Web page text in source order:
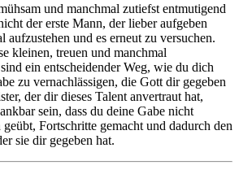
und manchmal zutiefst entmutigend
der erste Mann, der lieber aufgeben
aufzustehen und es erneut zu versuchen.
kleinen, treuen und manchmal
ein entscheidender Weg, wie du dich
zu vernachlässigen, die Gott dir gegeben
der dir dieses Talent anvertraut hat,
sein, dass du deine Gabe nicht
Fortschritte gemacht und dadurch den
sie dir gegeben hat.